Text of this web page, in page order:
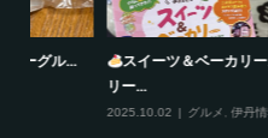
風丹
グルメ,